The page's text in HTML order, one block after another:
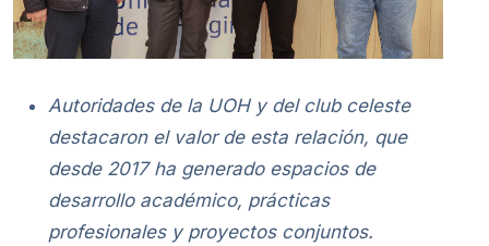
Autoridades de la UOH y del club celeste
destacaron el valor de esta relación, que
desde 2017 ha generado espacios de
desarrollo académico, prácticas
profesionales y proyectos conjuntos.